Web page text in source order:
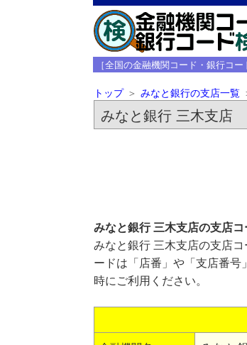
［全国の金融機関コード・銀行コ
トップ みなと銀行の支店一覧
みなと銀行 三木支店
みなと銀行 三木支店の支店
みなと銀行 三木支店の支店
ードは「店番」や「支店番
時にご利用ください。